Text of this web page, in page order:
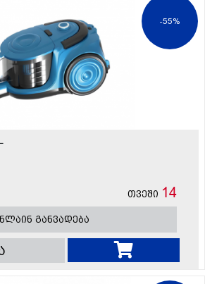
-55%
თვეში 14
განვადება